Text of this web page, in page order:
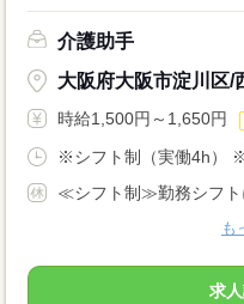
介護助手
大阪府大阪市淀川区/
時給1,500円～1,650円
※シフト制（実働4h）
≪シフト制≫勤務シフト
も
求